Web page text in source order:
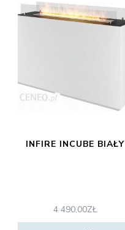
INFIRE INCUBE BIAŁY
4 490,00ZŁ